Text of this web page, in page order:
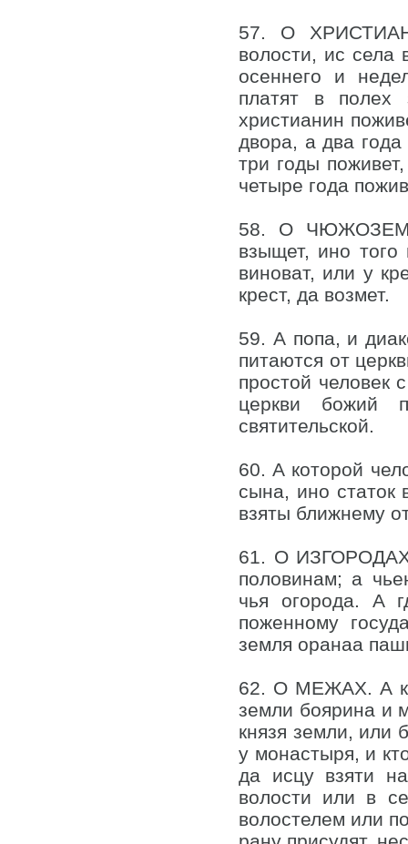
57. О
волости, ис
осеннего и
платят в
христианин
двора, а два
три годы
четыре года
58. О
взыщет, ино
виноват, или у
крест, да возмет.
59. А попа, и
питаются от
простой человек
церкви божий
святительской.
60. А которой
сына, ино статок
взяты ближнему
61. О
половинам; а
чья огорода. А
поженному
земля оранаа
62. О МЕЖАХ. А
земли боярина и
князя земли, или
у монастыря, и
да исцу взяти
волости или в
волостелем или